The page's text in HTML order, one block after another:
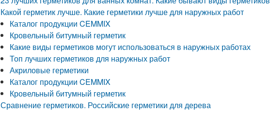
Какой герметик лучше. Какие герметики лучше для наружных работ
Каталог продукции CEMMIX
Кровельный битумный герметик
Какие виды герметиков могут использоваться в наружных работах
Топ лучших герметиков для наружных работ
Акриловые герметики
Каталог продукции CEMMIX
Кровельный битумный герметик
Сравнение герметиков. Российские герметики для дерева